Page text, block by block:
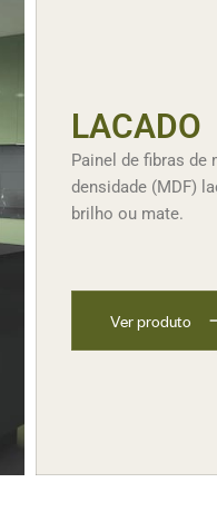
LACADO
Painel de fibras de
densidade (MDF)
brilho ou mate.
Verproduto